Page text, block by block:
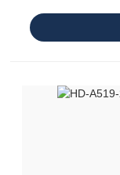
0×325mm，适